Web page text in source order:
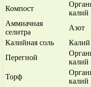
Компост
калий
Аммиачная
селитра
Азот
Калийная соль
Калий
Перегной
калий
Торф
калий